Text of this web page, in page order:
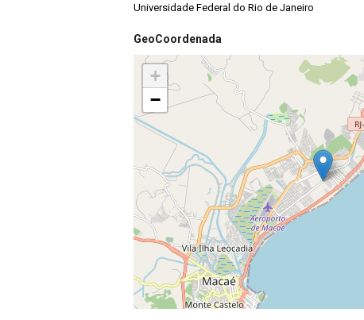
Universidade Federal do Rio de Janeiro
GeoCoordenada
+
−